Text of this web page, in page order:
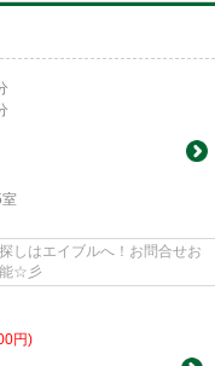
しはエイブルへ！お問合せお
能☆彡
円)